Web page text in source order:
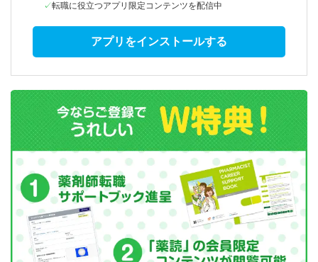
転職に役立つアプリ限定コンテンツを配信中
アプリをインストールする